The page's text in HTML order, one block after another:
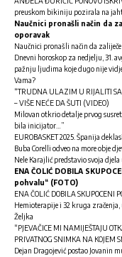
preuskom bikiniju pozirala na
Naučnici pronašli način da
oporavak
Naučnici pronašli način da zaliječe
Dnevni horoskop za nedjelju, 31.
pažnju ljudima koje dugo nije
Vama?
“TRUDNA ULAZIM U RIJALITI
– VIŠE NEĆE DA ŠUTI (VIDEO)
Milovan otkrio detalje prvog
bila inicijator…”
EUROBASKET 2025. Španija
Buba Corelli odveo na more obje
Nele Karajlić predstavio svoja
ENA ČOLIĆ DOBILA
pohvalu“ (FOTO)
ENA ČOLIĆ DOBILA SKUPOCENI
Hemioterapije i 32 kruga
Željka
“PJEVAČICE MI NAMIJEŠTAJU
PRIVATNOG SNIMKA NA KOJEM
Dejan Dragojević postao Jovanin